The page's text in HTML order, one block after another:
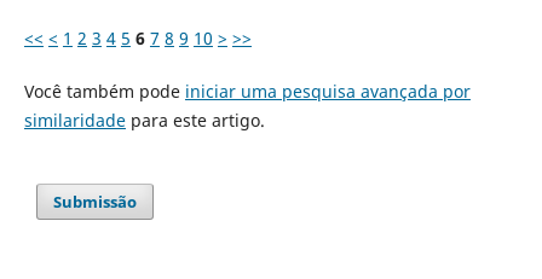
<< < 1 2 3 4 5 6 7 8 9 10 > >>
Você também pode iniciar uma pesquisa avançada por
similaridadepara este artigo.
Submissão